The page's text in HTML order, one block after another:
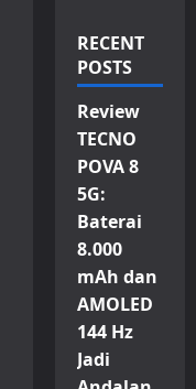
RECENT
POSTS
Review
TECNO
POVA 8
5G:
Baterai
8.000
mAh dan
AMOLED
144 Hz
Jadi